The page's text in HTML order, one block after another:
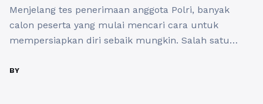
Menjelang tes penerimaan anggota Polri, banyak
calon peserta yang mulai mencari cara untuk
mempersiapkan diri sebaik mungkin. Salah satu
online POLRI prediksi 2026. Dengan kemajuan
BY